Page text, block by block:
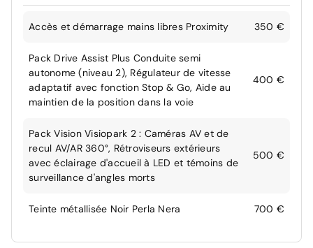
Accès et démarrage mains libres Proximity 350 €
Pack Drive Assist Plus Conduite semi
autonome (niveau 2), Régulateur de vitesse
adaptatif avec fonction Stop & Go, Aide au
maintien de la position dans la voie
400 €
Pack Vision Visiopark 2 : Caméras AV et de
recul AV/AR 360°, Rétroviseurs extérieurs
avec éclairage d'accueil à LED et témoins de
surveillance d'angles morts
500 €
Teinte métallisée Noir Perla Nera 700 €